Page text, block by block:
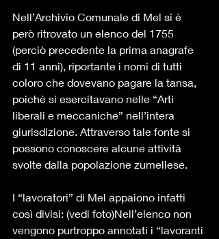
Nell’Archivio Comunale di Mel si è
però ritrovato un elenco del 1755
(perciò precedente la prima anagrafe
di 11 anni), riportante i nomi di tutti
coloro che dovevano pagare la tansa,
poichè si esercitavano nelle “Arti
liberali e meccaniche” nell’intera
giurisdizione. Attraverso tale fonte si
possono conoscere alcune attività
svolte dalla popolazione zumellese.
I “lavoratori” di Mel appaiono infatti
così divisi: (vedi foto)Nell’elenco non
vengono purtroppo annotati i “lavoranti